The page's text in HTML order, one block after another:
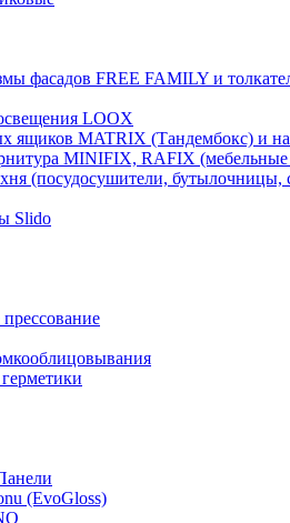
фасадов FREE FAMILY и
LOOX
ящиков MATRIX (Тандембокс) и
MINIFIX, RAFIX
(посудосушители, бутылочницы,
Slido
(EvoGloss)